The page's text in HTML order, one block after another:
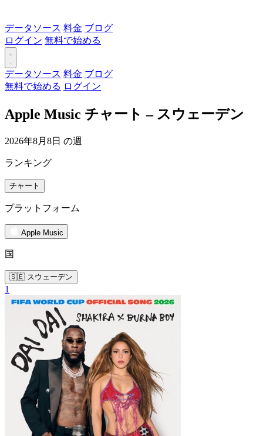
データソース 料金 ブログ
ログイン 無料で始める
データソース 料金 ブログ
無料で始める ログイン
Apple Music チャート – スウェーデン
2026年8月8日 の週
ランキング
チャート
プラットフォーム
Apple Music
国
🇸🇪 スウェーデン
1